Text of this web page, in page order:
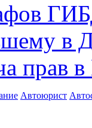
в
прав
Автоюрист